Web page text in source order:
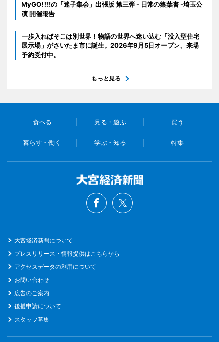
MyGO!!!!!の「迷子集会」出張版 第三弾 - 日常の築葉書 -埼玉公
演 開催報告
一歩入ればそこは別世界！物語の世界へ迷い込む「没入型住宅
展示場」がさいたま市に誕生。2026年9月5日オープン、来場
予約受付中。
もっと見る
食べる 見る・遊ぶ 買う
暮らす・働く 学ぶ・知る 特集
大宮経済新聞について
プレスリリース・情報提供はこちらから
アクセスデータの利用について
お問い合わせ
広告のご案内
後援申請について
スタッフ募集